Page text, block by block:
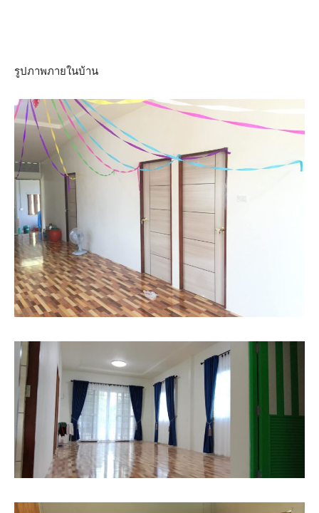
รูปภาพภายในบ้าน